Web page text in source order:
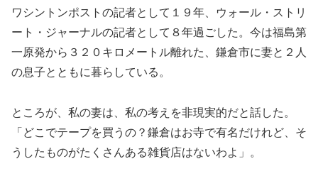
ワシントンポストの記者として１９年、ウォール・ストリ
ート・ジャーナルの記者として８年過ごした。今は福島第
一原発から３２０キロメートル離れた、鎌倉市に妻と２人
の息子とともに暮らしている。
ところが、私の妻は、私の考えを非現実的だと話した。
「どこでテープを買うの？鎌倉はお寺で有名だけれど、そ
うしたものがたくさんある雑貨店はないわよ」。